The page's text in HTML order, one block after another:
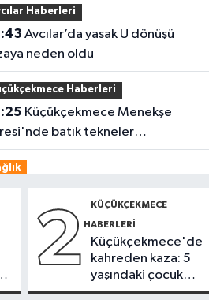
Haberleri
neden oldu
Haberleri
batık tekneler
yuvası oldu
oran yüzde 40’larda
Haberleri
ve fırtına geliyor
2 KÜÇÜKÇEKMECE
HABERLERI
Küçükçekmece'de
kahreden kaza: 5
yaşındaki çocuk
yoğun bakımda